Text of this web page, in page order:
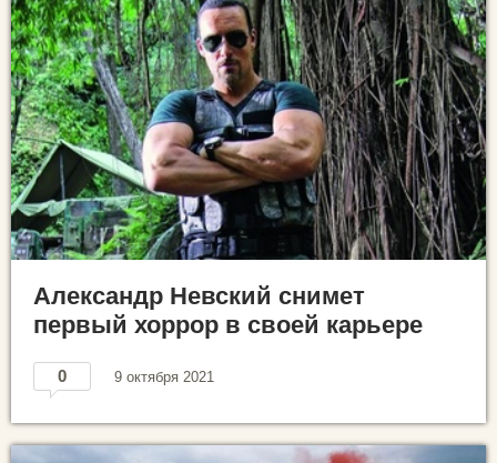
Александр Невский снимет
первый хоррор в своей карьере
0 9 октября 2021